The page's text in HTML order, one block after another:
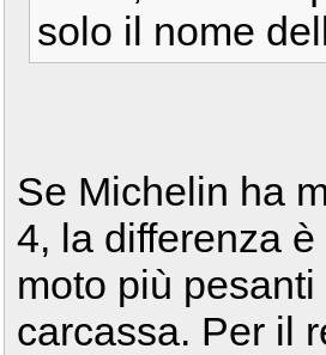
solo il nome
Se Michelin ha
4, la differenza
moto più
carcassa. Per il